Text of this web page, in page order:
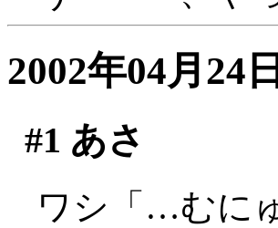
2002年04月24
#1 あさ
ワシ「…むに